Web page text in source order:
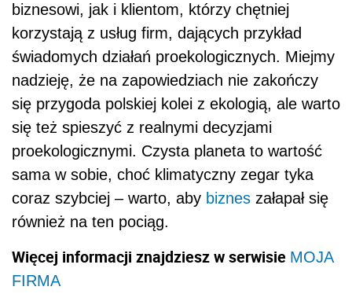
biznesowi, jak i klientom, którzy chętniej
korzystają z usług firm, dających przykład
świadomych działań proekologicznych. Miejmy
nadzieję, że na zapowiedziach nie zakończy
się przygoda polskiej kolei z ekologią, ale warto
się też spieszyć z realnymi decyzjami
proekologicznymi. Czysta planeta to wartość
sama w sobie, choć klimatyczny zegar tyka
coraz szybciej – warto, aby biznes załapał się
również na ten pociąg.
Więcej informacji znajdziesz w serwisie MOJA
FIRMA